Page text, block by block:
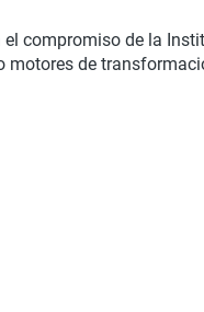
el compromiso de la
motores de